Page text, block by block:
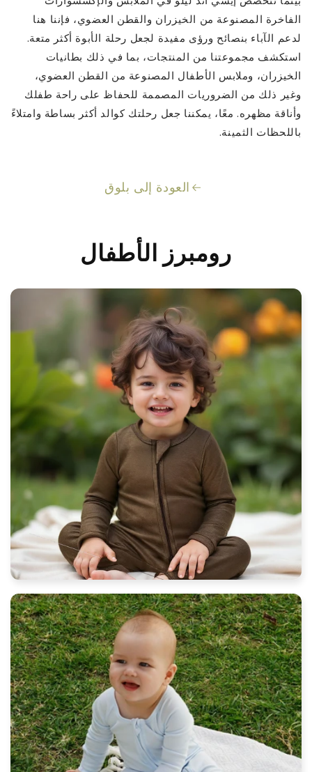
الفاخرة المصنوعة من الخيزران والقطن العضوي، فإننا هنا
لدعم الآباء بنصائح ورؤى مفيدة لجعل رحلة الأبوة أكثر متعة.
استكشف مجموعتنا من المنتجات، بما في ذلك بطانيات
الخيزران، وملابس الأطفال المصنوعة من القطن العضوي،
وغير ذلك من الضروريات المصممة للحفاظ على راحة طفلك
وأناقة مظهره. معًا، يمكننا جعل رحلتك كوالد أكثر بساطة وامتلاءً
باللحظات الثمينة.
العودة إلى بلوق
رومبرز الأطفال